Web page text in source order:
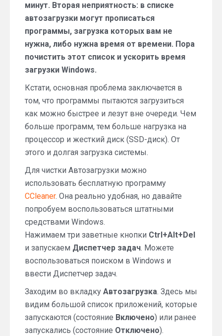
минут. Вторая неприятность: в списке
автозагрузки могут прописаться
программы, загрузка которых вам не
нужна, либо нужна время от времени. Пора
почистить этот список и ускорить время
загрузки Windows.
Кстати, основная проблема заключается в
том, что программы пытаются загрузиться
как можно быстрее и лезут вне очереди. Чем
больше программ, тем больше нагрузка на
процессор и жесткий диск (SSD-диск). От
этого и долгая загрузка системы.
Для чистки Автозагрузки можно
использовать бесплатную программу
CCleaner. Она реально удобная, но давайте
попробуем воспользоваться штатными
средствами Windows.
Нажимаем три заветные кнопки Ctrl+Alt+Del
и запускаем Диспетчер задач. Можете
воспользоваться поиском в Windows и
ввести Диспетчер задач.
Заходим во вкладку Автозагрузка. Здесь мы
видим большой список приложений, которые
запускаются (состояние Включено) или ранее
запускались (состояние Отключено).